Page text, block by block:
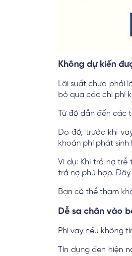
Không dự kiến
Lãi suất chưa phải
bỏ qua các chi phí
Từ đó dẫn đến
Do đó, trước khi
khoản phí phát sinh
Ví dụ: Khi trả nợ
trả nợ phù hợp.
Bạn có thể tham
Dễ sa chân vào
Phí vay nếu không
Tín dụng đen hiện